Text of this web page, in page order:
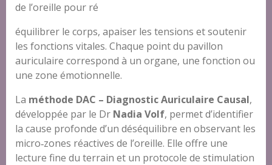
de l’oreille pour ré
équilibrer le corps, apaiser les tensions et soutenir
les fonctions vitales. Chaque point du pavillon
auriculaire correspond à un organe, une fonction ou
une zone émotionnelle.
La méthode DAC – Diagnostic Auriculaire Causal,
développée par le Dr Nadia Volf, permet d’identifier
la cause profonde d’un déséquilibre en observant les
micro‑zones réactives de l’oreille. Elle offre une
lecture fine du terrain et un protocole de stimulation